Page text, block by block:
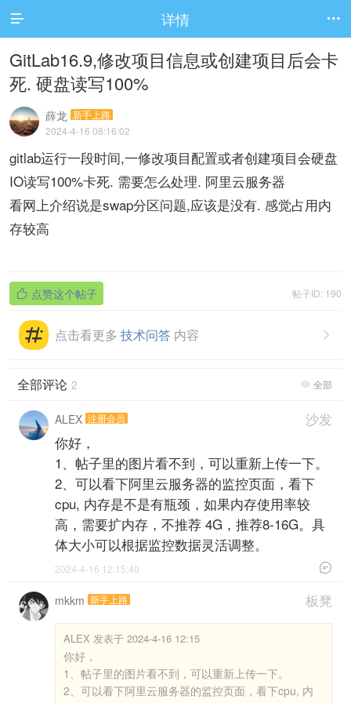
 详情 
GitLab16.9,修改项目信息或创建项目后会卡
死. 硬盘读写100%
薛龙 新手上路
2024-4-16 08:16:02
gitlab运行一段时间,一修改项目配置或者创建项目会硬盘
IO读写100%卡死. 需要怎么处理. 阿里云服务器
看网上介绍说是swap分区问题,应该是没有. 感觉占用内
存较高
帖子ID: 190
 点赞这个帖子

点击看更多 技术问答 内容
 全部
全部评论 2
沙发
ALEX 注册会员
你好，
1、帖子里的图片看不到，可以重新上传一下。
2、可以看下阿里云服务器的监控页面，看下
cpu, 内存是不是有瓶颈，如果内存使用率较
高，需要扩内存，不推荐 4G，推荐8-16G。具
体大小可以根据监控数据灵活调整。

2024-4-16 12:15:40
板凳
mkkm 新手上路
ALEX 发表于 2024-4-16 12:15
你好，
1、帖子里的图片看不到，可以重新上传一下。
2、可以看下阿里云服务器的监控页面，看下cpu, 内